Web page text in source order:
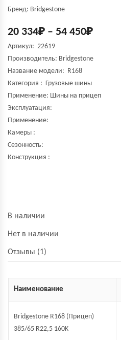
Бренд: Bridgestone
20 334₽ – 54 450₽
Артикул: 22619
Производитель: Bridgestone
Название модели: R168
Категория : Грузовые шины
Применение: Шины на прицеп
Эксплуатация:
Применение:
Камеры :
Сезонность:
Конструкция :
В наличии
Нет в наличии
Отзывы (1)
Наименование
Bridgestone R168 (Прицеп)
385/65 R22,5 160K